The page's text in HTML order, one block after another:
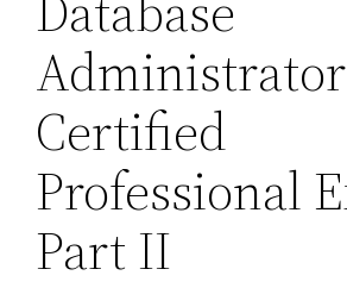
Administrator
Certified
Professional
Part II